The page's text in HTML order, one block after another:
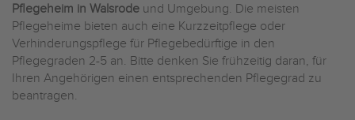
Pflegeheim in Walsrode und Umgebung. Die meisten
Pflegeheime bieten auch eine Kurzzeitpflege oder
Verhinderungspflege für Pflegebedürftige in den
Pflegegraden 2-5 an. Bitte denken Sie frühzeitig daran, für
Ihren Angehörigen einen entsprechenden Pflegegrad zu
beantragen.